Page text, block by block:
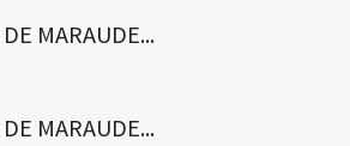
MARAUDE...
MARAUDE...